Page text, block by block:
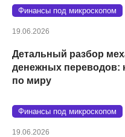
Финансы под микроскопом
19.06.2026
Детальный разбор
денежных переводов:
по миру
Финансы под микроскопом
19.06.2026